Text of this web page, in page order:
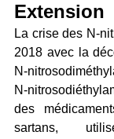
Extension
La crise des N-
2018 avec la
N-
N-
des
sartans,